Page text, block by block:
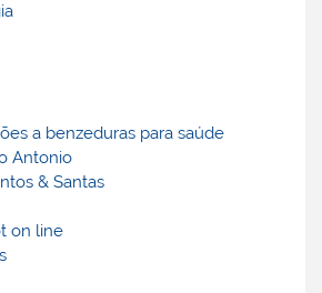
a benzeduras para saúde
Antonio
& Santas
on line